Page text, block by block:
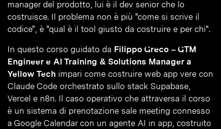
manager del prodotto, lui è il dev senior che lo
costruisce. Il problema non è più "come si scrive il
codice", è "qual è il tool giusto da costruire e per chi".
In questo corso guidato da Filippo Greco – GTM
Engineer e AI Training & Solutions Manager a
Yellow Tech impari come costruire web app vere con
Claude Code orchestrato sullo stack Supabase,
Vercel e n8n. Il caso operativo che attraversa il corso
è un sistema di prenotazione sale meeting connesso
a Google Calendar con un agente AI in app, costruito